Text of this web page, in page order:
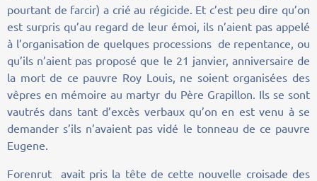
pourtant de farcir) a crié au régicide. Et c’est peu dire qu’on
est surpris qu’au regard de leur émoi, ils n’aient pas appelé
à l’organisation de quelques processions de repentance, ou
qu’ils n’aient pas proposé que le 21 janvier, anniversaire de
la mort de ce pauvre Roy Louis, ne soient organisées des
vêpres en mémoire au martyr du Père Grapillon. Ils se sont
vautrés dans tant d’excès verbaux qu’on en est venu à se
demander s’ils n’avaient pas vidé le tonneau de ce pauvre
Eugene.
Forenrut avait pris la tête de cette nouvelle croisade des